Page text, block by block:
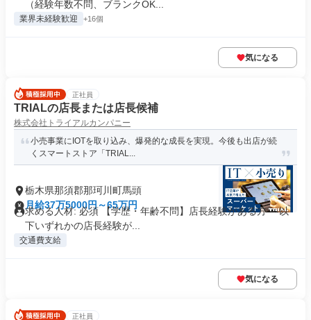
（経験年数不問、ブランクOK...
業界未経験歓迎 +16個
気になる
正社員
TRIALの店長または店長候補
株式会社トライアルカンパニー
小売事業にIOTを取り込み、爆発的な成長を実現。今後も出店が続
くスマートストア「TRIAL...
栃木県那須郡那珂川町馬頭
月給37万5000円～65万円
求める人材: 必須 【学歴・年齢不問】店長経験がある方 ～以
下いずれかの店長経験が...
交通費支給
気になる
正社員